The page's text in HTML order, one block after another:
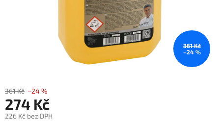
361 Kč
–24 %
361 Kč –24 %
274 Kč
226 Kč bez DPH